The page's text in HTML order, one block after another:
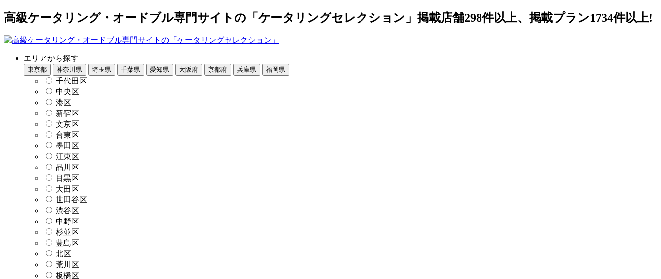
高級ケータリング・オードブル専門サイトの「ケータリングセレクション」掲載店舗298件以上、掲載プラン1734件以上!
エリアから探す
東京都 神奈川県 埼玉県 千葉県 愛知県 大阪府 京都府 兵庫県 福岡県
千代田区
中央区
港区
新宿区
文京区
台東区
墨田区
江東区
品川区
目黒区
大田区
世田谷区
渋谷区
中野区
杉並区
豊島区
北区
荒川区
板橋区